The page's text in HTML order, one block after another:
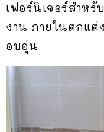
เฟอร์นิเจอร์สำหรั
งาน ภายในตกแต่
อบอุ่น